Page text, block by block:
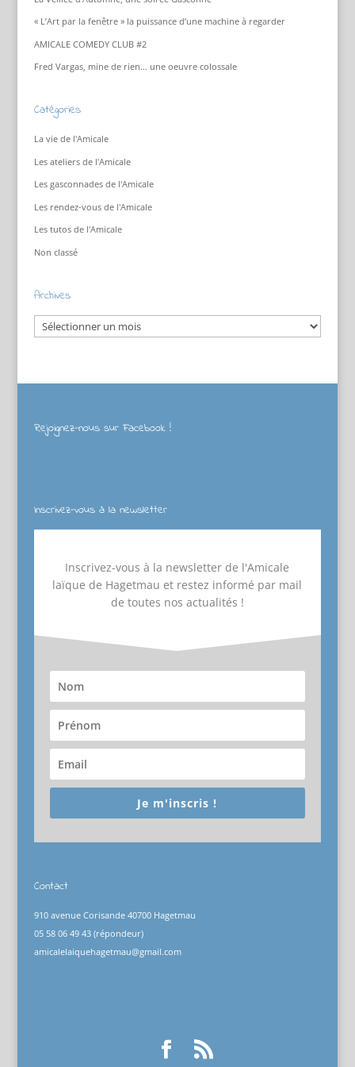
« L’Art par la fenêtre » la puissance d’une machine à regarder
AMICALE COMEDY CLUB #2
Fred Vargas, mine de rien… une oeuvre colossale
Catégories
La vie de l'Amicale
Les ateliers de l'Amicale
Les gasconnades de l'Amicale
Les rendez-vous de l'Amicale
Les tutos de l'Amicale
Non classé
Archives
Archives
Rejoignez-nous sur Facebook !
Inscrivez-vous à la newsletter
Inscrivez-vous à la newsletter de l'Amicale
laïque de Hagetmau et restez informé par mail
de toutes nos actualités !
Je m'inscris !
Contact
910 avenue Corisande 40700 Hagetmau
05 58 06 49 43 (répondeur)
amicalelaiquehagetmau@gmail.com